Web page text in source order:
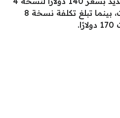
جيجا رام / 128 جيجا بايت، بينما تبلغ تكلفة نسخة 8